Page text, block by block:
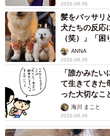
2026.08.06
髪をバッサリ
犬たちの反応
（笑）」「困
ANNA
2026.08.06
「誰かみた
て生きてきた
った大切なこ
海川 まこと
2026.08.06